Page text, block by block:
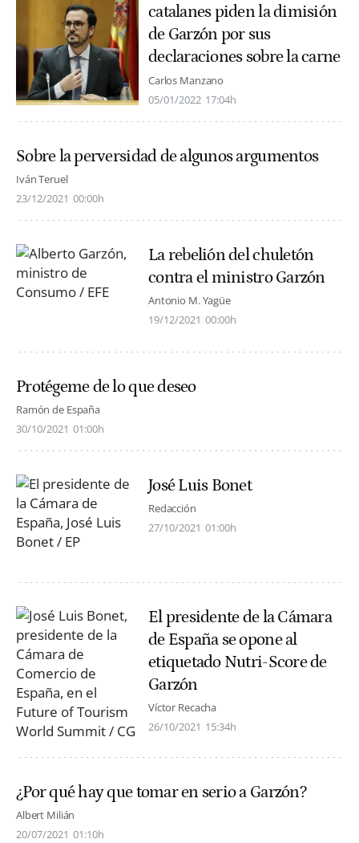
catalanes piden la dimisión
de Garzón por sus
declaraciones sobre la carne
Carlos Manzano
05/01/2022 17:04h
Sobre la perversidad de algunos argumentos
Iván Teruel
23/12/2021 00:00h
La rebelión del chuletón
contra el ministro Garzón
Antonio M. Yagüe
19/12/2021 00:00h
Protégeme de lo que deseo
Ramón de España
30/10/2021 01:00h
José Luis Bonet
Redacción
27/10/2021 01:00h
El presidente de la Cámara
de España se opone al
etiquetado Nutri-Score de
Garzón
Víctor Recacha
26/10/2021 15:34h
¿Por qué hay que tomar en serio a Garzón?
Albert Milián
20/07/2021 01:10h